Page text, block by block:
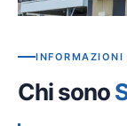
INFORMAZIONI
Chi sono